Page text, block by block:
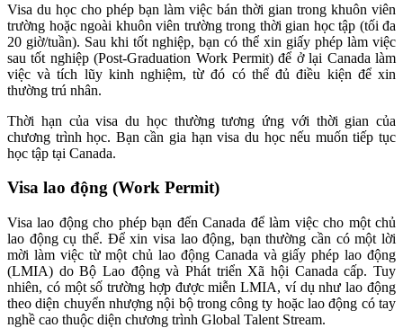
Visa du học cho phép bạn làm việc bán thời gian trong khuôn viên
trường hoặc ngoài khuôn viên trường trong thời gian học tập (tối đa
20 giờ/tuần). Sau khi tốt nghiệp, bạn có thể xin giấy phép làm việc
sau tốt nghiệp (Post-Graduation Work Permit) để ở lại Canada làm
việc và tích lũy kinh nghiệm, từ đó có thể đủ điều kiện để xin
thường trú nhân.
Thời hạn của visa du học thường tương ứng với thời gian của
chương trình học. Bạn cần gia hạn visa du học nếu muốn tiếp tục
học tập tại Canada.
Visa lao động (Work Permit)
Visa lao động cho phép bạn đến Canada để làm việc cho một chủ
lao động cụ thể. Để xin visa lao động, bạn thường cần có một lời
mời làm việc từ một chủ lao động Canada và giấy phép lao động
(LMIA) do Bộ Lao động và Phát triển Xã hội Canada cấp. Tuy
nhiên, có một số trường hợp được miễn LMIA, ví dụ như lao động
theo diện chuyển nhượng nội bộ trong công ty hoặc lao động có tay
nghề cao thuộc diện chương trình Global Talent Stream.